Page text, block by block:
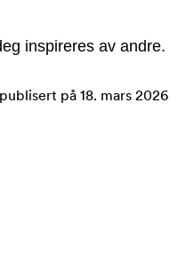
inspireres av andre.